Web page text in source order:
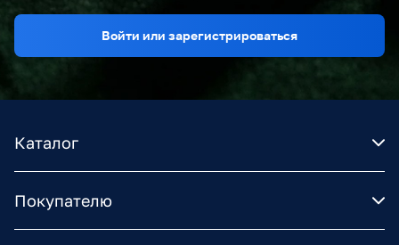
Войти или зарегистрироваться
Каталог
Покупателю